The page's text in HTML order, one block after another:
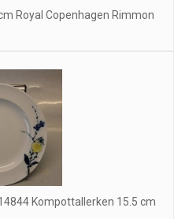
Royal Copenhagen Rimmon
Kompottallerken 15.5 cm